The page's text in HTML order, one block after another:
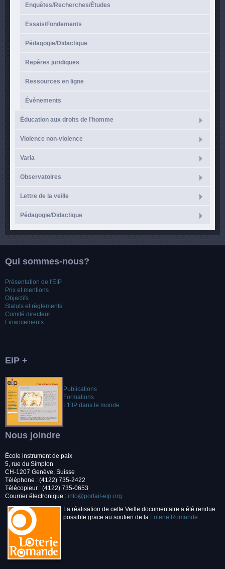
Enquêtes/Recherches/Études
Essais/Fondements
Pédagogie/Didactique
Repères juridiques
Ressources en ligne
Évènements
Éducation aux droits de l'homme
Violence non-violence
Varia
Observatoires
Lettre de la veille
Pédagogie/Didactique
Qui sommes-nous?
Présentation de l'EIP
Prix et mentions
Objectifs
Statuts et règlements
Comité directeur
Financements
EIP +
Publications
Formations
L'EIP dans le monde
Nous joindre
École instrument de paix
5, rue du Simplon
CH-1207 Genève, Suisse
Téléphone : (4122) 735-2422
Télécopieur : (4122) 735-0653
Courrier électronique : info@portail-eip.org
La réalisation de cette Veille documentaire a été rendue
possible grace au soutien de la Loterie Romande